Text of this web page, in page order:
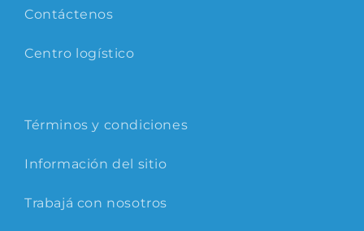
Contáctenos
Centro logístico
Términos y condiciones
Información del sitio
Trabajá con nosotros